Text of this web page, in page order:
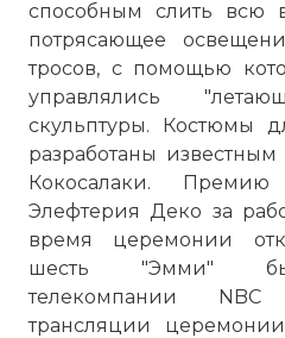
способным слить всю
потрясающее
тросов, с помощью
управлялись
скульптуры. Костюмы
разработаны
Кокосалаки.
Элефтерия Деко за
время церемонии
шесть "Эмми"
телекомпании
трансляции